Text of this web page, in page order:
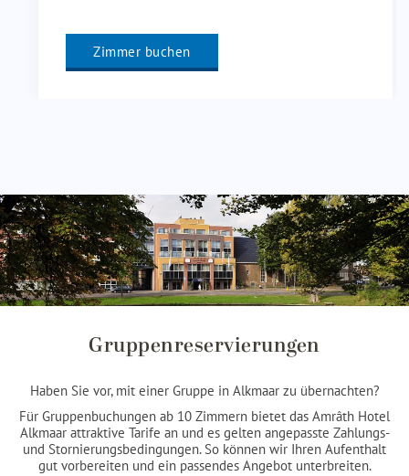
Zimmer buchen
Gruppenreservierungen
Haben Sie vor, mit einer Gruppe in Alkmaar zu übernachten?
Für Gruppenbuchungen ab 10 Zimmern bietet das Amrâth Hotel
Alkmaar attraktive Tarife an und es gelten angepasste Zahlungs-
und Stornierungsbedingungen. So können wir Ihren Aufenthalt
gut vorbereiten und ein passendes Angebot unterbreiten.